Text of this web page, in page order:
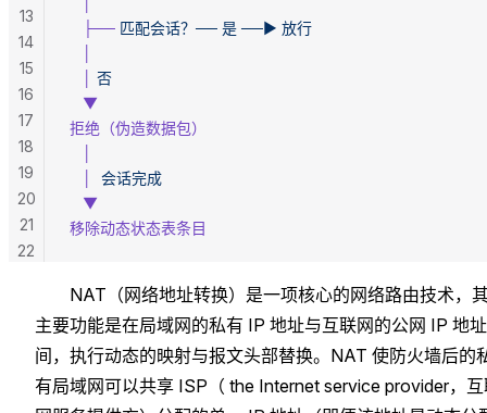
   ├──
匹配会话？── 是 ──► 放行
否
   ▼
拒绝（伪造数据包）
  会话完成
   ▼
移除动态状态表条目
13
14
15
16
17
18
19
20
21
22
NAT（网络地址转换）是一项核心的网络路由技术，
主要功能是在局域网的私有 IP 地址与互联网的公网 IP 地
间，执行动态的映射与报文头部替换。NAT 使防火墙后的
有局域网可以共享 ISP（ the Internet service provider，